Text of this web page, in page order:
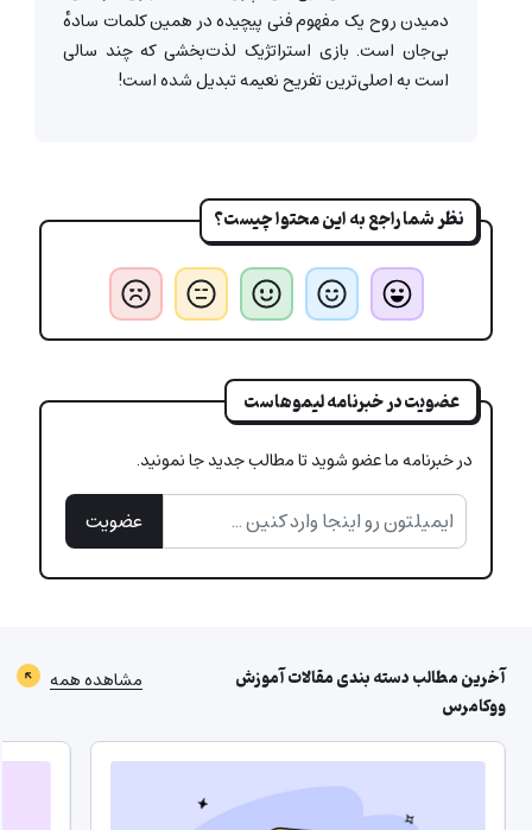
دمیدن روح یک مفهوم فنی پیچیده در همین کلمات سادهٔ
بی‌جان است. بازی استراتژیک لذت‌بخشی که چند سالی
است به اصلی‌ترین تفریح نعیمه تبدیل شده است!
نظر شما راجع به این محتوا چیست؟
عضویت در خبرنامه لیموهاست
در خبرنامه ما عضو شوید تا مطالب جدید جا نمونید.
عضویت
آخرین مطالب دسته بندیمقالات آموزش
ووکامرس
مشاهده همه